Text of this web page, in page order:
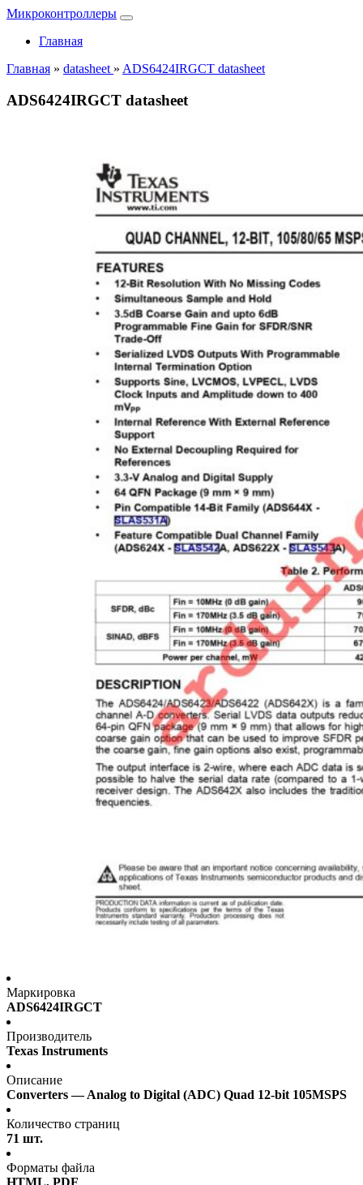
Микроконтроллеры
Главная
Главная » datasheet » ADS6424IRGCT datasheet
ADS6424IRGCT datasheet
Маркировка
ADS6424IRGCT
Производитель
Texas Instruments
Описание
Converters — Analog to Digital (ADC) Quad 12-bit 105MSPS
Количество страниц
71 шт.
Форматы файла